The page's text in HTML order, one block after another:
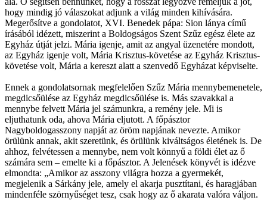
hogy mindig jó válaszokat adjunk a világ minden kihívására.
Megerősítve a gondolatot, XVI. Benedek pápa: Sion lánya című
írásából idézett, miszerint a Boldogságos Szent Szűz egész élete az
Egyház útját jelzi. Mária igenje, amit az angyal üzenetére mondott,
az Egyház igenje volt, Mária Krisztus-követése az Egyház Krisztus-
követése volt, Mária a kereszt alatt a szenvedő Egyházat képviselte.
Ennek a gondolatsornak megfelelően Szűz Mária mennybemenetele,
megdicsőülése az Egyház megdicsőülése is. Más szavakkal a
mennybe felvett Mária jel számunkra, a remény jele. Mi is
eljuthatunk oda, ahova Mária eljutott. A főpásztor
Nagyboldogasszony napját az öröm napjának nevezte. Amikor
örülünk annak, akit szeretünk, és örülünk kiváltságos életének is. De
ahhoz, felvétessen a mennybe, nem volt könnyű a földi élet az ő
számára sem – emelte ki a főpásztor. A Jelenések könyvét is idézve
elmondta: „Amikor az asszony világra hozza a gyermekét,
megjelenik a Sárkány jele, amely el akarja pusztítani, és haragjában
mindenféle szörnyűséget tesz, csak hogy az ő akarata valóra váljon.